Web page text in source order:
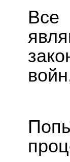
Все